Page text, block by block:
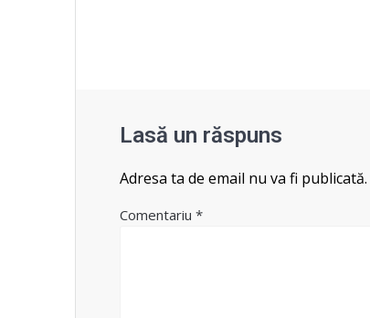
Lasă un răspuns
Adresa ta de email nu va fi publicată.
Comentariu*